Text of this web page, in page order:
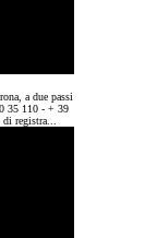
a due passi
35 110 - + 39
registra...